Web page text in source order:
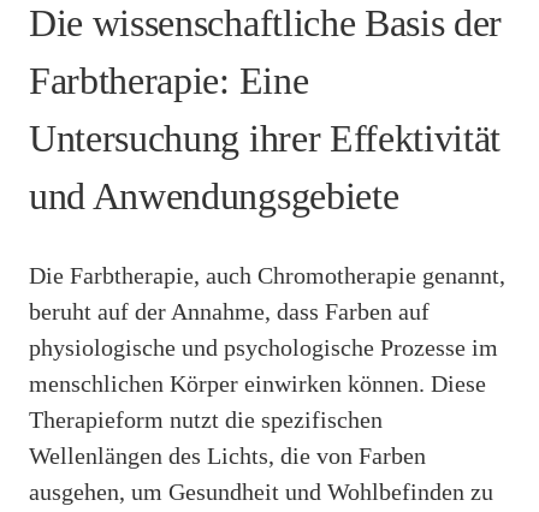
Die wissenschaftliche Basis der
Farbtherapie: Eine
Untersuchung ihrer Effektivität
und Anwendungsgebiete
Die Farbtherapie, auch Chromotherapie genannt,
beruht auf der Annahme, dass Farben auf
physiologische und psychologische Prozesse im
menschlichen Körper einwirken können. Diese
Therapieform nutzt die spezifischen
Wellenlängen des Lichts, die von Farben
ausgehen, um Gesundheit und Wohlbefinden zu